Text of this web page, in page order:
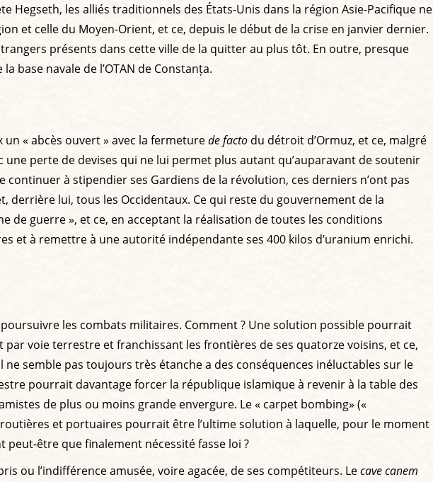
Hegseth, les alliés traditionnels des États-Unis dans la région Asie-Pacifique ne
et celle du Moyen-Orient, et ce, depuis le début de la crise en janvier dernier.
présents dans cette ville de la quitter au plus tôt. En outre, presque
base navale de l’OTAN de Constanța.
« abcès ouvert » avec la fermeturede facto du détroit d’Ormuz, et ce, malgré
perte de devises qui ne lui permet plus autant qu’auparavant de soutenir
à stipendier ses Gardiens de la révolution, ces derniers n’ont pas
lui, tous les Occidentaux. Ce qui reste du gouvernement de la
de guerre », et ce, en acceptant la réalisation de toutes les conditions
et à remettre à une autorité indépendante ses 400 kilos d’uranium enrichi.
les combats militaires. Comment ? Une solution possible pourrait
voie terrestre et franchissant les frontières de ses quatorze voisins, et ce,
semble pas toujours très étanche a des conséquences inéluctables sur le
pourrait davantage forcer la république islamique à revenir à la table des
de plus ou moins grande envergure. Le « carpet bombing» («
et portuaires pourrait être l’ultime solution à laquelle, pour le moment
être que finalement nécessité fasse loi ?
ou l’indifférence amusée, voire agacée, de ses compétiteurs. Lecave canem